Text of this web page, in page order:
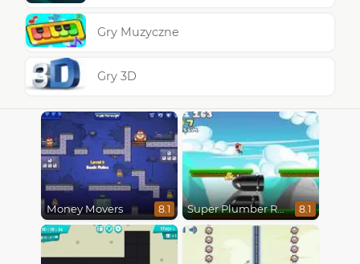
Gry Muzyczne
Gry 3D
Money Movers 8.1 Super Plumber Run 8.1